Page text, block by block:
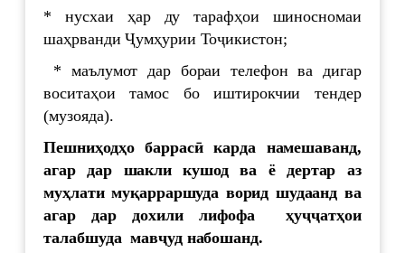
* нусхаи ҳар ду тарафҳои шиносномаи
шаҳрванди Ҷумҳурии Тоҷикистон;
* маълумот дар бораи телефон ва дигар
воситаҳои тамос бо иштирокчии тендер
(музояда).
Пешниҳодҳо баррасӣ карда намешаванд,
агар
дар шакли кушод ва ё дертар
аз
муҳлати муқарраршуда ворид шудаанд ва
агар
дар дохили лифофа ҳуҷҷатҳои
талабшуда мавҷуд набошанд.